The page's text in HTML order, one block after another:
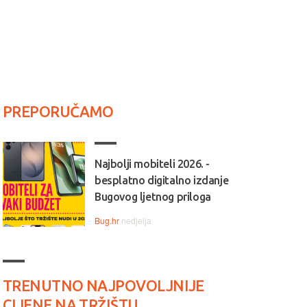
PREPORUČAMO
Najbolji mobiteli 2026. -
besplatno digitalno izdanje
Bugovog ljetnog priloga
Bug.hr nedjelja
TRENUTNO NAJPOVOLJNIJE